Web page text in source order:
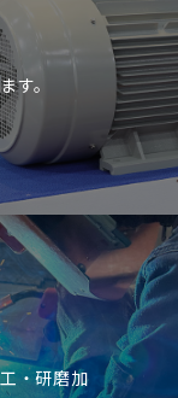
す。
・研磨加